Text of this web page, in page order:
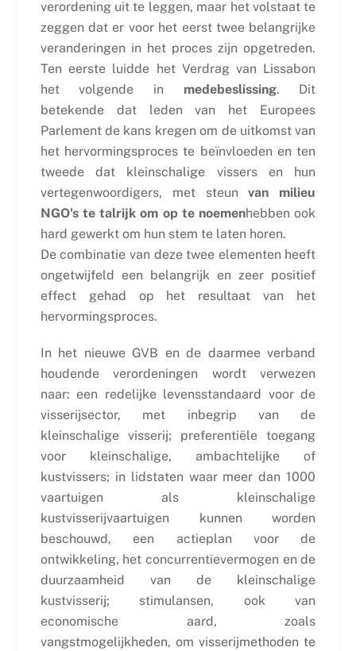
verordening uit te leggen, maar het volstaat te
zeggen dat er voor het eerst twee belangrijke
veranderingen in het proces zijn opgetreden.
Ten eerste luidde het Verdrag van Lissabon
het volgende in medebeslissing. Dit
betekende dat leden van het Europees
Parlement de kans kregen om de uitkomst van
het hervormingsproces te beïnvloeden en ten
tweede dat kleinschalige vissers en hun
vertegenwoordigers, met steunvan milieu
NGO's te talrijk om op te noemenhebben ook
hard gewerkt om hun stem te laten horen.
De combinatie van deze twee elementen heeft
ongetwijfeld een belangrijk en zeer positief
effect gehad op het resultaat van het
hervormingsproces.
In het nieuwe GVB en de daarmee verband
houdende verordeningen wordt verwezen
naar: een redelijke levensstandaard voor de
visserijsector, met inbegrip van de
kleinschalige visserij; preferentiële toegang
voor kleinschalige, ambachtelijke of
kustvissers; in lidstaten waar meer dan 1000
vaartuigen als kleinschalige
kustvisserijvaartuigen kunnen worden
beschouwd, een actieplan voor de
ontwikkeling, het concurrentievermogen en de
duurzaamheid van de kleinschalige
kustvisserij; stimulansen, ook van
economische aard, zoals
vangstmogelijkheden, om visserijmethoden te